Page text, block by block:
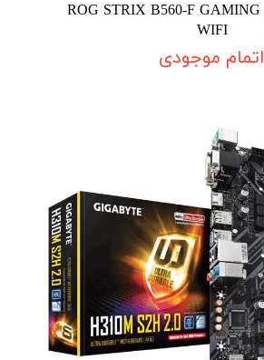
مادربرد ایسوس ROG STRIX B560-F GAMING
WIFI
اتمام موجودی